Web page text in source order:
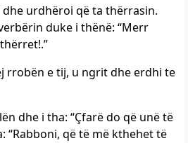
dhe urdhëroi që ta thërrasin.
duke i thënë: “Merr
rrobën e tij, u ngrit dhe erdhi te
dhe i tha: “Çfarë do që unë të
“Rabboni, që të më kthehet të